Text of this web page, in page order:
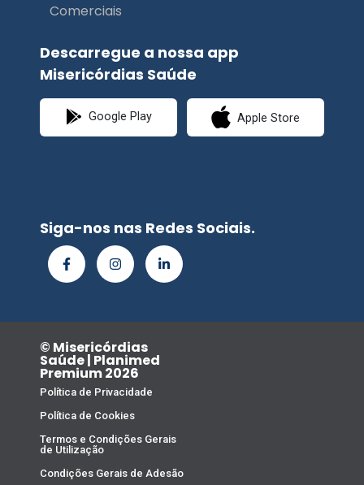
Comerciais
Descarregue a nossa app
Misericórdias Saúde
Google Play Apple Store
Siga-nos nas Redes Sociais.
© Misericórdias
Saúde | Planimed
Premium 2026
Política de Privacidade
Política de Cookies
Termos e Condições Gerais
de Utilização
Condições Gerais de Adesão